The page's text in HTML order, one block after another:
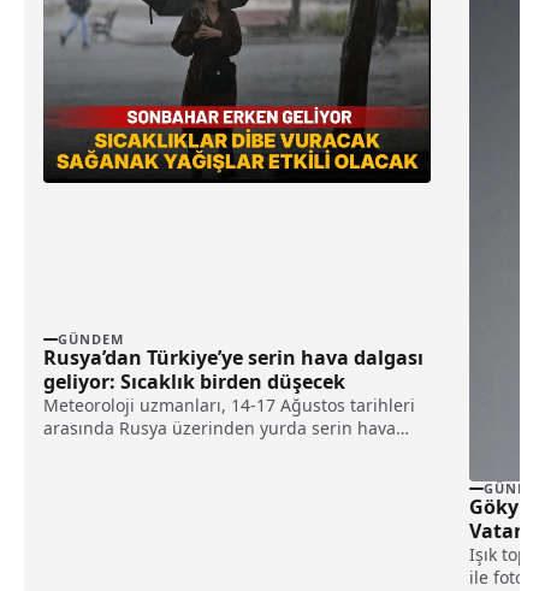
GÜNDEM
Rusya’dan Türkiye’ye serin hava dalgası
geliyor: Sıcaklık birden düşecek
Meteoroloji uzmanları, 14-17 Ağustos tarihleri
arasında Rusya üzerinden yurda serin hava
Işık
ile